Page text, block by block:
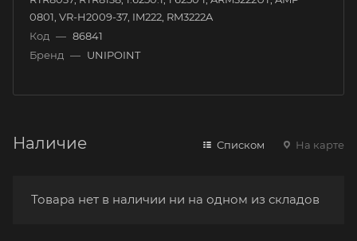
0801, VR-H2009-37, IM222, RM3222A
Код — 86841
Бренд — UNIPOINT
Наличие Списком На карте
Товара нет в наличии ни на одном из складов